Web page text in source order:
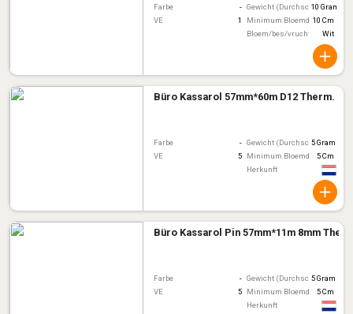
Farbe - Gewicht (Durchschnitt)
10 Gram
VE
1 Minimum Bloemdiameter
10 Cm
Bloem/bes/vruchtkleurWit
Büro Kassarol 57mm*60m D12 Therm.
Farbe - Gewicht (Durchschnitt)
5 Gram
VE
5 Minimum Bloemdiameter
5 Cm
Herkunft
Büro Kassarol Pin 57mm*11m 8mm
Farbe - Gewicht (Durchschnitt)
5 Gram
VE
5 Minimum Bloemdiameter
5 Cm
Herkunft